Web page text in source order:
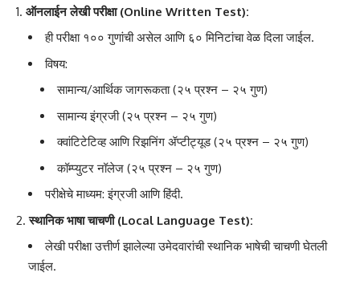
ऑनलाईन लेखी परीक्षा (Online Written Test):
ही परीक्षा १०० गुणांची असेल आणि ६० मिनिटांचा वेळ दिला जाईल.
विषय:
सामान्य/आर्थिक जागरूकता (२५ प्रश्न – २५ गुण)
सामान्य इंग्रजी (२५ प्रश्न – २५ गुण)
क्वांटिटेटिव्ह आणि रिझनिंग ॲप्टीट्यूड (२५ प्रश्न – २५ गुण)
कॉम्प्युटर नॉलेज (२५ प्रश्न – २५ गुण)
परीक्षेचे माध्यम: इंग्रजी आणि हिंदी.
स्थानिक भाषा चाचणी (Local Language Test):
लेखी परीक्षा उत्तीर्ण झालेल्या उमेदवारांची स्थानिक भाषेची चाचणी घेतली
जाईल.